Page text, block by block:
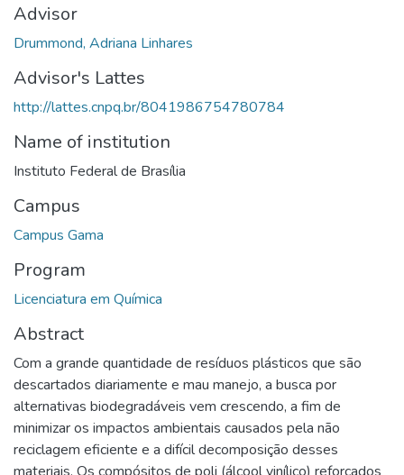
Advisor
Drummond, Adriana Linhares
Advisor's Lattes
http://lattes.cnpq.br/8041986754780784
Name of institution
Instituto Federal de Brasília
Campus
Campus Gama
Program
Licenciatura em Química
Abstract
Com a grande quantidade de resíduos plásticos que são
descartados diariamente e mau manejo, a busca por
alternativas biodegradáveis vem crescendo, a fim de
minimizar os impactos ambientais causados pela não
reciclagem eficiente e a difícil decomposição desses